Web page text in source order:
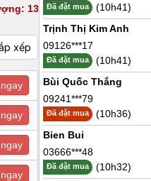
13
xếp
Đã đặt mua
(10h41)
Trịnh Thị Kim Anh
09126***17
Đã đặt mua
(10h41)
Bùi Quốc Thắng
09241***79
Đã đặt mua
(10h36)
Bien Bui
03666***48
Đã đặt mua
(10h32)